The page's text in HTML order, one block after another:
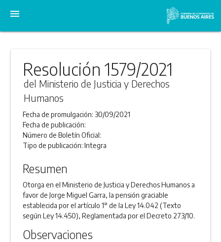
menu
Resolución 1579/2021
del Ministerio de Justicia y Derechos
Humanos
Fecha de promulgación: 30/09/2021
Fecha de publicación:
Número de Boletín Oficial:
Tipo de publicación:Integra
Resumen
Otorga en el Ministerio de Justicia y Derechos Humanos a
favor de Jorge Miguel Garra, la pensión graciable
establecida por el artículo 1° de la Ley 14.042 (Texto
según Ley 14.450), Reglamentada por el Decreto 273/10.
Observaciones